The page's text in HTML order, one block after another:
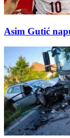
Asim Gutić